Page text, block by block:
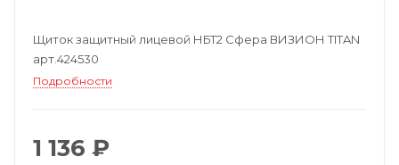
Щиток защитный лицевой НБТ2 Сфера ВИЗИОН TITAN
арт.424530
Подробности
1 136 ₽